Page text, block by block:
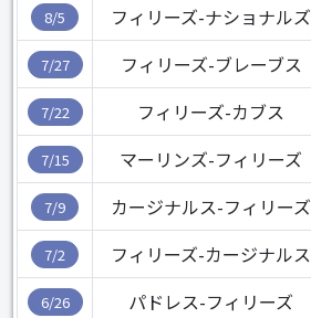
8/5 フィリーズ-ナショナルズ
7/27 フィリーズ-ブレーブス
7/22 フィリーズ-カブス
7/15 マーリンズ-フィリーズ
7/9 カージナルス-フィリーズ
7/2 フィリーズ-カージナルス
6/26 パドレス-フィリーズ